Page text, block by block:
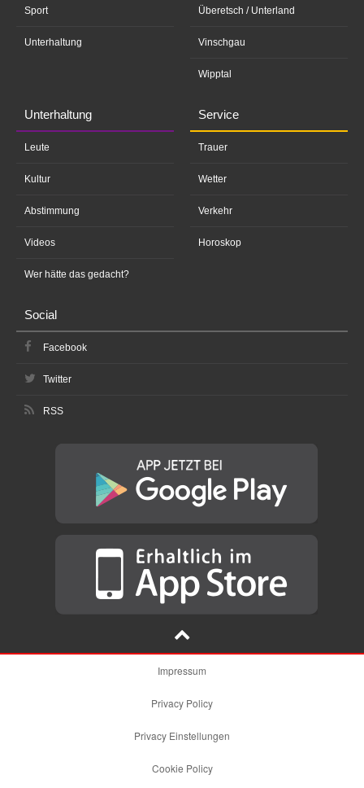
Sport
Unterhaltung
Überetsch / Unterland
Vinschgau
Wipptal
Unterhaltung
Leute
Kultur
Abstimmung
Videos
Wer hätte das gedacht?
Service
Trauer
Wetter
Verkehr
Horoskop
Social
Facebook
Twitter
RSS
Impressum
Privacy Policy
Privacy Einstellungen
Cookie Policy